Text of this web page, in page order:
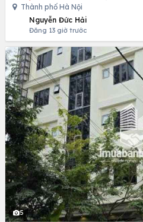
Thành phố Hà Nội
Nguyễn Đức Hải
Đăng 13 giờ trước
5